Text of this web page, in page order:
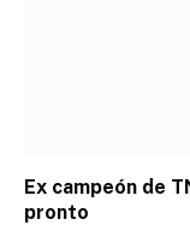
Ex campeón de
pronto